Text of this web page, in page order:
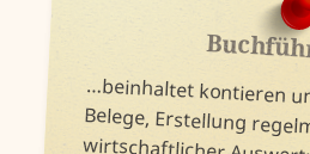
…beinhaltet kontieren
wirtschaft­licher
sortieren wir auch
erstellen eine